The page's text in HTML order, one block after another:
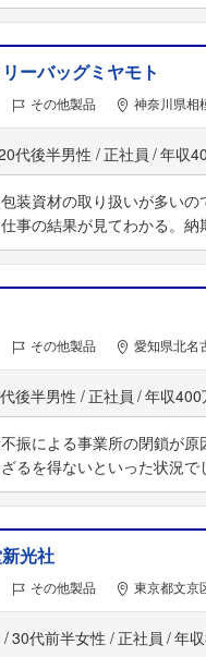
ーバッグミヤモト
その他製品 神奈川県相
代後半男性 正社員 年収
装資材の取り扱いが多い
仕事の結果が見てわかる。
その他製品 愛知県北名
後半男性 正社員 年収400
振による事業所の閉鎖が
るを得ないといった状況
光社
その他製品 東京都文京
30代前半女性 正社員 年